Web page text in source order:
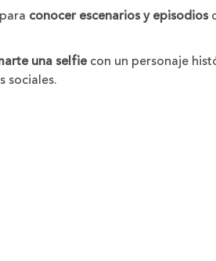
conocer escenarios y episodios
una selfiecon un personaje
sociales.